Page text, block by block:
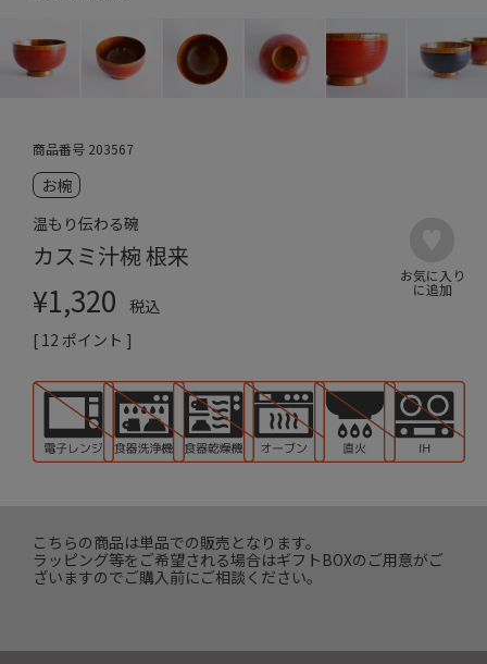
商品番号 203567
お椀
温もり伝わる碗
カスミ汁椀 根来
¥1,320
税込
[ 12 ポイント ]
こちらの商品は単品での販売となります。
ラッピング等をご希望される場合はギフトBOXのご用意がご
ざいますのでご購入前にご相談ください。